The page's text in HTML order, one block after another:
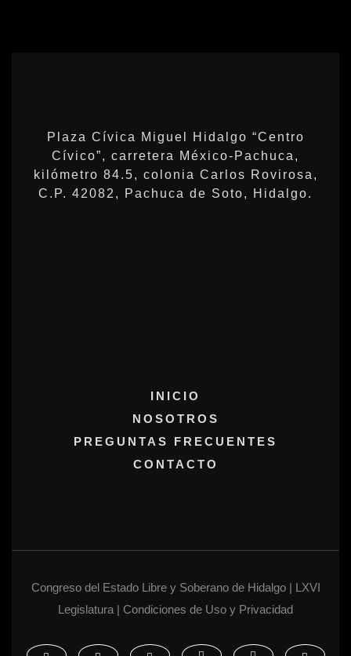
Plaza Cívica Miguel Hidalgo “Centro
Cívico”, carretera México-Pachuca,
kilómetro 84.5, colonia Carlos Rovirosa,
C.P. 42082, Pachuca de Soto, Hidalgo.
INICIO
NOSOTROS
PREGUNTAS FRECUENTES
CONTACTO
Congreso del Estado Libre y Soberano de Hidalgo | LXVI
Legislatura | Condiciones de Uso y Privacidad